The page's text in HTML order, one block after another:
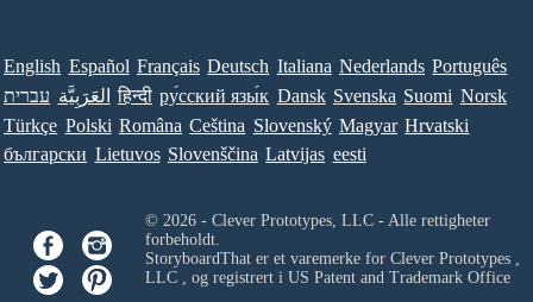
English Español Français Deutsch Italiana Nederlands Português
עברית العَرَبِيَّة हिन्दी ру́сский язы́к Dansk Svenska Suomi Norsk
Türkçe Polski Româna Ceština Slovenský Magyar Hrvatski
български Lietuvos Slovenščina Latvijas eesti
© 2026 - Clever Prototypes, LLC - Alle rettigheter
forbeholdt.
StoryboardThat er et varemerke for Clever Prototypes ,
LLC, og registrert i US Patent and Trademark Office